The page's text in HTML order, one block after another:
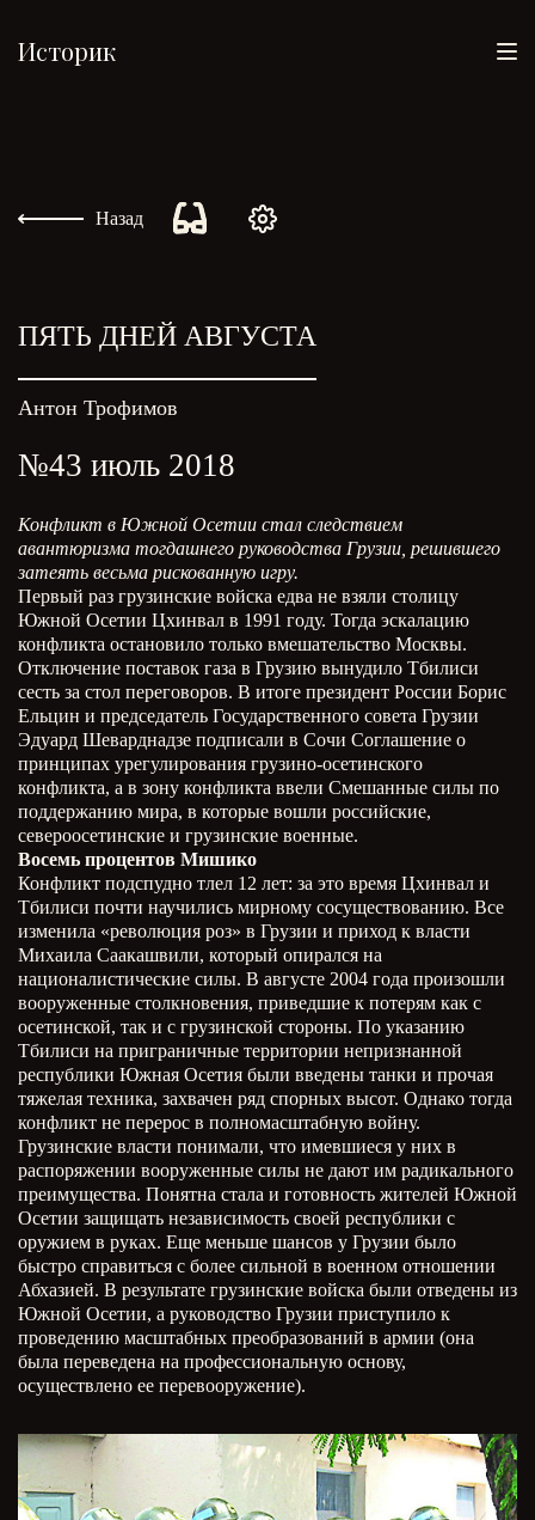
Историк
Назад
ПЯТЬ ДНЕЙ АВГУСТА
№43 июль 2018
Антон Трофимов
Конфликт в Южной Осетии стал следствием
авантюризма тогдашнего руководства Грузии, решившего
затеять весьма рискованную игру.
Первый раз грузинские войска едва не взяли столицу
Южной Осетии Цхинвал в 1991 году. Тогда эскалацию
конфликта остановило только вмешательство Москвы.
Отключение поставок газа в Грузию вынудило Тбилиси
сесть за стол переговоров. В итоге президент России Борис
Ельцин и председатель Государственного совета Грузии
Эдуард Шеварднадзе подписали в Сочи Соглашение о
принципах урегулирования грузино-осетинского
конфликта, а в зону конфликта ввели Смешанные силы по
поддержанию мира, в которые вошли российские,
североосетинские и грузинские военные.
Восемь процентов Мишико
Конфликт подспудно тлел 12 лет: за это время Цхинвал и
Тбилиси почти научились мирному сосуществованию. Все
изменила «революция роз» в Грузии и приход к власти
Михаила Саакашвили, который опирался на
националистические силы. В августе 2004 года произошли
вооруженные столкновения, приведшие к потерям как с
осетинской, так и с грузинской стороны. По указанию
Тбилиси на приграничные территории непризнанной
республики Южная Осетия были введены танки и прочая
тяжелая техника, захвачен ряд спорных высот. Однако тогда
конфликт не перерос в полномасштабную войну.
Грузинские власти понимали, что имевшиеся у них в
распоряжении вооруженные силы не дают им радикального
преимущества. Понятна стала и готовность жителей Южной
Осетии защищать независимость своей республики с
оружием в руках. Еще меньше шансов у Грузии было
быстро справиться с более сильной в военном отношении
Абхазией. В результате грузинские войска были отведены из
Южной Осетии, а руководство Грузии приступило к
проведению масштабных преобразований в армии (она
была переведена на профессиональную основу,
осуществлено ее перевооружение).